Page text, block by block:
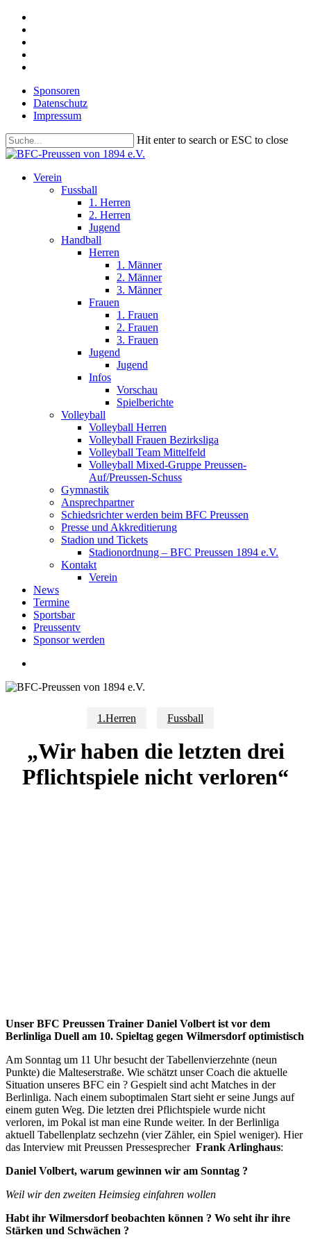
Skip
main
content
Sponsoren
Datenschutz
Impressum
Hit enter to search or ESC to close
Close
search
Menu
Verein
Fussball
1. Herren
2. Herren
Jugend
Handball
Herren
1. Männer
2. Männer
3. Männer
Frauen
1. Frauen
2. Frauen
3. Frauen
Jugend
Jugend
Infos
Vorschau
Spielberichte
Volleyball
Volleyball Herren
Volleyball Frauen Bezirksliga
Volleyball Team Mittelfeld
Volleyball Mixed-Gruppe Preussen-
Auf/Preussen-Schuss
Gymnastik
Ansprechpartner
Schiedsrichter werden beim BFC Preussen
Presse und Akkreditierung
Stadion und Tickets
Stadionordnung – BFC Preussen 1894 e.V.
Kontakt
Verein
News
Termine
Sportsbar
Preussentv
Sponsor werden
1.Herren Fussball
„Wir haben die letzten drei
Pflichtspiele nicht verloren“
Unser BFC Preussen Trainer Daniel Volbert ist vor dem
Berlinliga Duell am 10. Spieltag gegen Wilmersdorf optimistisch
Am Sonntag um 11 Uhr besucht der Tabellenvierzehnte (neun
Punkte) die Malteserstraße. Wie schätzt unser Coach die aktuelle
Situation unseres BFC ein ? Gespielt sind acht Matches in der
Berlinliga. Nach einem suboptimalen Start sieht er seine Jungs auf
einem guten Weg. Die letzten drei Pflichtspiele wurde nicht
verloren, im Pokal ist man eine Runde weiter. In der Berlinliga
aktuell Tabellenplatz sechzehn (vier Zähler, ein Spiel weniger). Hier
das Interview mit Preussen Pressesprecher Frank Arlinghaus:
Daniel Volbert, warum gewinnen wir am Sonntag ?
Weil wir den zweiten Heimsieg einfahren wollen
Habt ihr Wilmersdorf beobachten können ? Wo seht ihr ihre
Stärken und Schwächen ?